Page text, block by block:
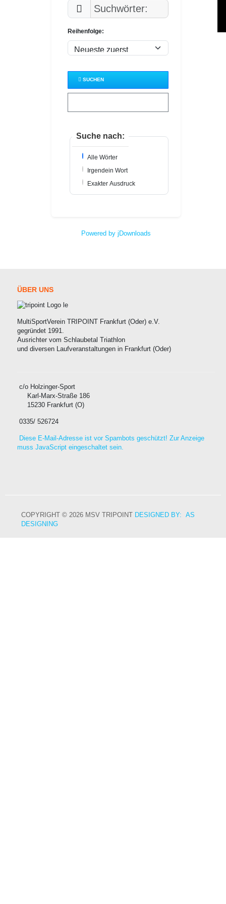
Reihenfolge:
SUCHEN
Suche nach:
Alle Wörter
Irgendein Wort
Exakter Ausdruck
Powered by jDownloads
ÜBER UNS
MultiSportVerein TRIPOINT Frankfurt (Oder) e.V.
gegründet 1991.
Ausrichter vom Schlaubetal Triathlon
und diversen Laufveranstaltungen in Frankfurt (Oder)
c/o Holzinger-Sport
Karl-Marx-Straße 186
15230 Frankfurt (O)
0335/ 526724
Diese E-Mail-Adresse ist vor Spambots geschützt! Zur Anzeige
muss JavaScript eingeschaltet sein.
COPYRIGHT © 2026 MSV TRIPOINT DESIGNED BY: AS
DESIGNING